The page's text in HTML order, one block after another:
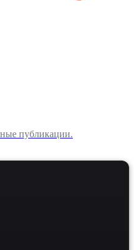
публикации.